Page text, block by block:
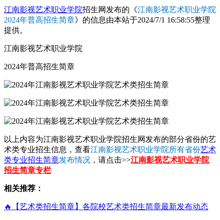
江南影视艺术职业学院招生网发布的《江南影视艺术职业学院
2024年普高招生简章》的信息由本站于2024/7/1 16:58:55整理
提供。
江南影视艺术职业学院
2024年普高招生简章
以上内容为江南影视艺术职业学院招生网发布的部分省份的艺
术类专业招生信息，查看江南影视艺术职业学院所有省份艺术
类专业招生简章发布情况 ，请点击>>江南影视艺术职业学院
招生简章专栏
相关推荐：
🔥【艺术类招生简章】各院校艺术类招生简章最新发布动态